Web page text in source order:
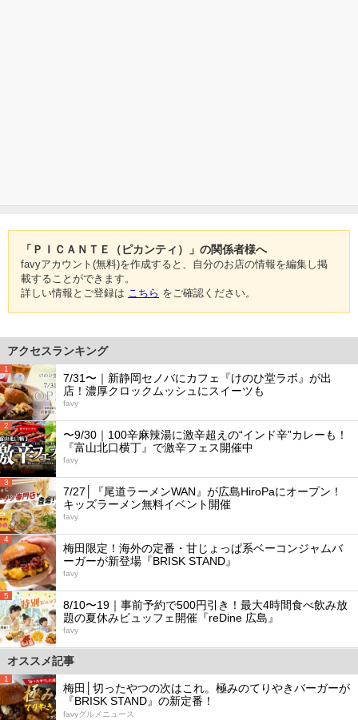
「ＰＩＣＡＮＴＥ（ピカンティ）」の関係者様へ
favyアカウント(無料)を作成すると、自分のお店の情報を編集し掲
載することができます。
詳しい情報とご登録は こちら をご確認ください。
アクセスランキング
1
7/31〜｜新静岡セノバにカフェ『けのひ堂ラボ』が出
店！濃厚クロックムッシュにスイーツも
favy
2
〜9/30｜100辛麻辣湯に激辛超えの“インド辛”カレーも！
『富山北口横丁』で激辛フェス開催中
favy
3
7/27│『尾道ラーメンWAN』が広島HiroPaにオープン！
キッズラーメン無料イベント開催
favy
4
梅田限定！海外の定番・甘じょっぱ系ベーコンジャムバ
ーガーが新登場『BRISK STAND』
favy
5
8/10〜19｜事前予約で500円引き！最大4時間食べ飲み放
題の夏休みビュッフェ開催『reDine 広島』
favy
オススメ記事
1
梅田│切ったやつの次はこれ。極みのてりやきバーガーが
『BRISK STAND』の新定番！
favyグルメニュース